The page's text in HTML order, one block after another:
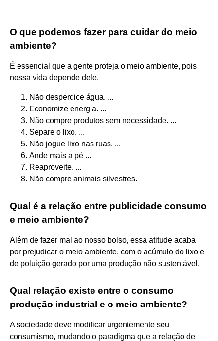
O que podemos fazer para cuidar do meio
ambiente?
É essencial que a gente proteja o meio ambiente, pois
nossa vida depende dele.
Não desperdice água. ...
Economize energia. ...
Não compre produtos sem necessidade. ...
Separe o lixo. ...
Não jogue lixo nas ruas. ...
Ande mais a pé ...
Reaproveite. ...
Não compre animais silvestres.
Qual é a relação entre publicidade consumo
e meio ambiente?
Além de fazer mal ao nosso bolso, essa atitude acaba
por prejudicar o meio ambiente, com o acúmulo do lixo e
de poluição gerado por uma produção não sustentável.
Qual relação existe entre o consumo
produção industrial e o meio ambiente?
A sociedade deve modificar urgentemente seu
consumismo, mudando o paradigma que a relação de